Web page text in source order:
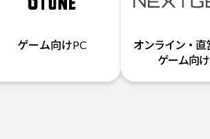
ゲーム向けPC
オンライン・直
ゲーム向